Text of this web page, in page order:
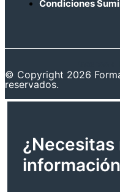
Condiciones
© Copyright 2026
reservados.
¿Necesitas